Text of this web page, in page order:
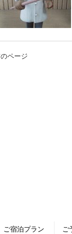
ページ
ご宿泊プラン ご